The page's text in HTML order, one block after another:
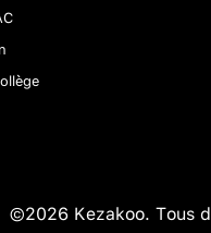
©2026 Kezakoo. Tous